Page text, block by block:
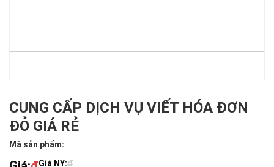
CUNG CẤP DỊCH VỤ VIẾT HÓA ĐƠN
ĐỎ GIÁ RẺ
Mã sản phẩm:
Giá NY:đ